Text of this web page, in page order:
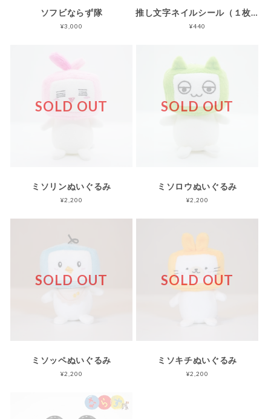
ソフビならず隊
¥3,000
推し文字ネイルシール（１枚入り）
¥440
SOLD OUT
ミソリンぬいぐるみ
¥2,200
SOLD OUT
ミソロウぬいぐるみ
¥2,200
SOLD OUT
ミソッペぬいぐるみ
¥2,200
SOLD OUT
ミソキチぬいぐるみ
¥2,200